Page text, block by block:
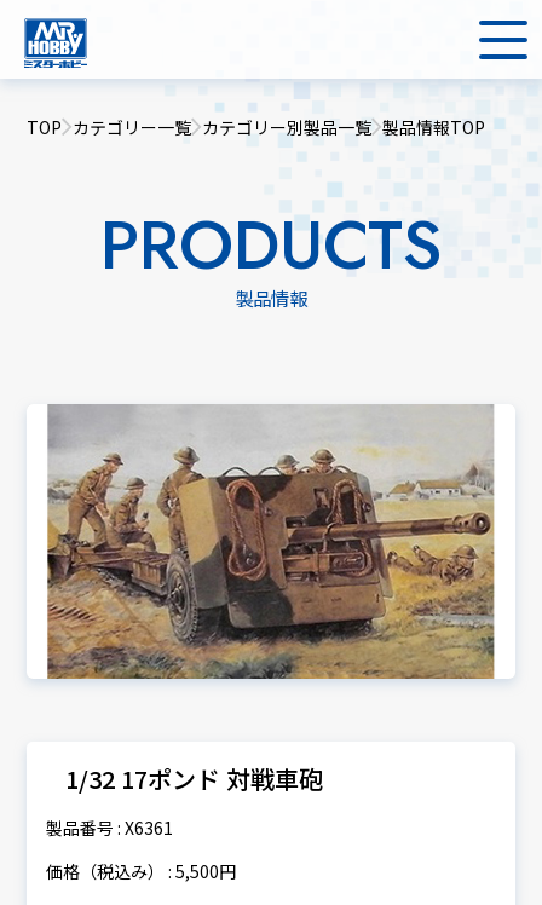
TOP カテゴリー一覧 カテゴリー別製品一覧 製品情報TOP
PRODUCTS
製品情報
1/32 17ポンド 対戦車砲
製品番号 : X6361
価格（税込み） : 5,500円